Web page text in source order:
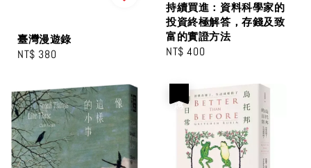
臺灣漫遊錄
Regular
NT$ 380
持續買進：資料科學家的
投資終極解答，存錢及致
富的實證方法
Regular
NT$ 400